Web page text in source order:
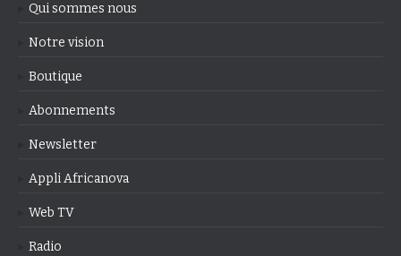
Qui sommes nous
Notre vision
Boutique
Abonnements
Newsletter
Appli Africanova
Web TV
Radio